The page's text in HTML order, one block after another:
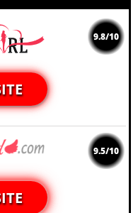
9.8/10
9.5/10